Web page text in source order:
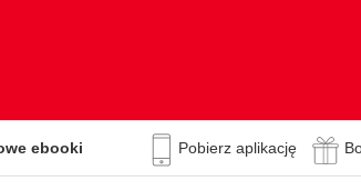
ebooki Pobierz aplikację